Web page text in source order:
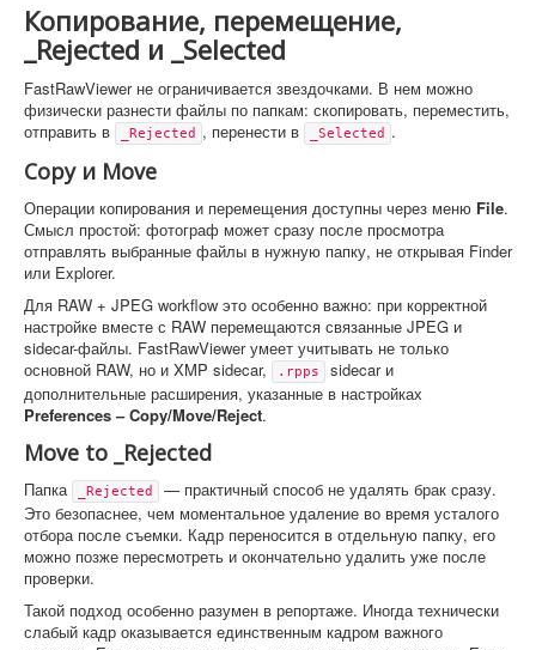
Копирование, перемещение,
_Rejected и _Selected
FastRawViewer не ограничивается звездочками. В нем можно
физически разнести файлы по папкам: скопировать, переместить,
отправить в
_Rejected , перенести в _Selected .
Copy и Move
Операции копирования и перемещения доступны через меню File.
Смысл простой: фотограф может сразу после просмотра
отправлять выбранные файлы в нужную папку, не открывая Finder
или Explorer.
Для RAW + JPEG workflow это особенно важно: при корректной
настройке вместе с RAW перемещаются связанные JPEG и
sidecar-файлы. FastRawViewer умеет учитывать не только
основной RAW, но и XMP sidecar,
.rpps
sidecar и
дополнительные расширения, указанные в настройках
Preferences – Copy/Move/Reject.
Move to _Rejected
Папка _Rejected
— практичный способ не удалять брак сразу.
Это безопаснее, чем моментальное удаление во время усталого
отбора после съемки. Кадр переносится в отдельную папку, его
можно позже пересмотреть и окончательно удалить уже после
проверки.
Такой подход особенно разумен в репортаже. Иногда технически
слабый кадр оказывается единственным кадром важного